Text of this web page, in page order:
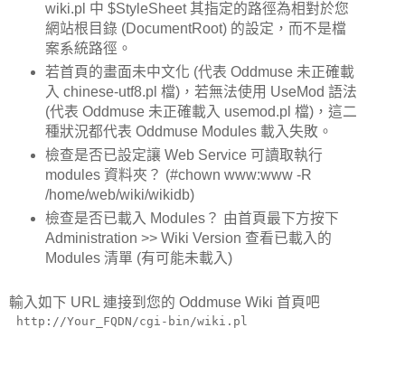
wiki.pl 中 $StyleSheet 其指定的路徑為相對於您
網站根目錄 (DocumentRoot) 的設定，而不是檔
案系統路徑。
若首頁的畫面未中文化 (代表 Oddmuse 未正確載
入 chinese-utf8.pl 檔)，若無法使用 UseMod 語法
(代表 Oddmuse 未正確載入 usemod.pl 檔)，這二
種狀況都代表 Oddmuse Modules 載入失敗。
檢查是否已設定讓 Web Service 可讀取執行
modules 資料夾？ (#chown www:www -R
/home/web/wiki/wikidb)
檢查是否已載入 Modules？ 由首頁最下方按下
Administration >> Wiki Version 查看已載入的
Modules 清單 (有可能未載入)
輸入如下 URL 連接到您的 Oddmuse Wiki 首頁吧
http://Your_FQDN/cgi-bin/wiki.pl